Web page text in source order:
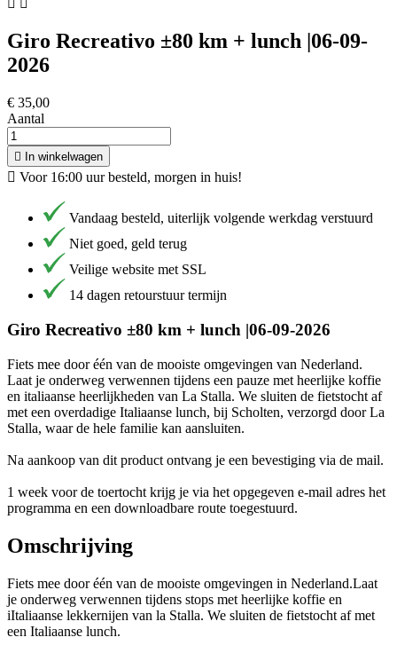
Giro Recreativo ±80 km + lunch |06-09-
2026
€ 35,00
Aantal
 In winkelwagen
 Voor 16:00 uur besteld, morgen in huis!
Vandaag besteld, uiterlijk volgende werkdag verstuurd
Niet goed, geld terug
Veilige website met SSL
14 dagen retourstuur termijn
Giro Recreativo ±80 km + lunch |06-09-2026
Fiets mee door één van de mooiste omgevingen van Nederland.
Laat je onderweg verwennen tijdens een pauze met heerlijke koffie
en italiaanse heerlijkheden van La Stalla. We sluiten de fietstocht af
met een overdadige Italiaanse lunch, bij Scholten, verzorgd door La
Stalla, waar de hele familie kan aansluiten.
Na aankoop van dit product ontvang je een bevestiging via de mail.
1 week voor de toertocht krijg je via het opgegeven e-mail adres het
programma en een downloadbare route toegestuurd.
Omschrijving
Fiets mee door één van de mooiste omgevingen in Nederland.Laat
je onderweg verwennen tijdens stops met heerlijke koffie en
iItaliaanse lekkernijen van la Stalla. We sluiten de fietstocht af met
een Italiaanse lunch.